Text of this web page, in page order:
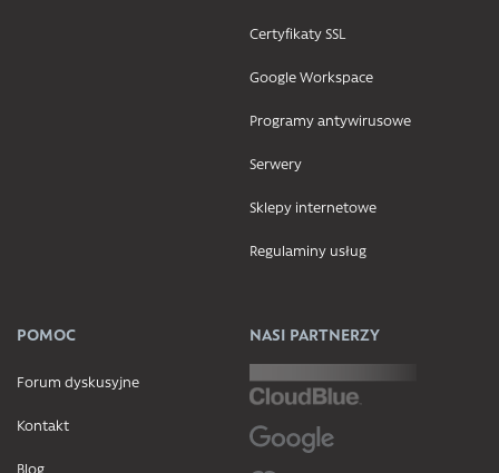
Certyfikaty SSL
Google Workspace
Programy antywirusowe
Serwery
Sklepy internetowe
Regulaminy usług
POMOC
Forum dyskusyjne
Kontakt
Blog
NASI PARTNERZY